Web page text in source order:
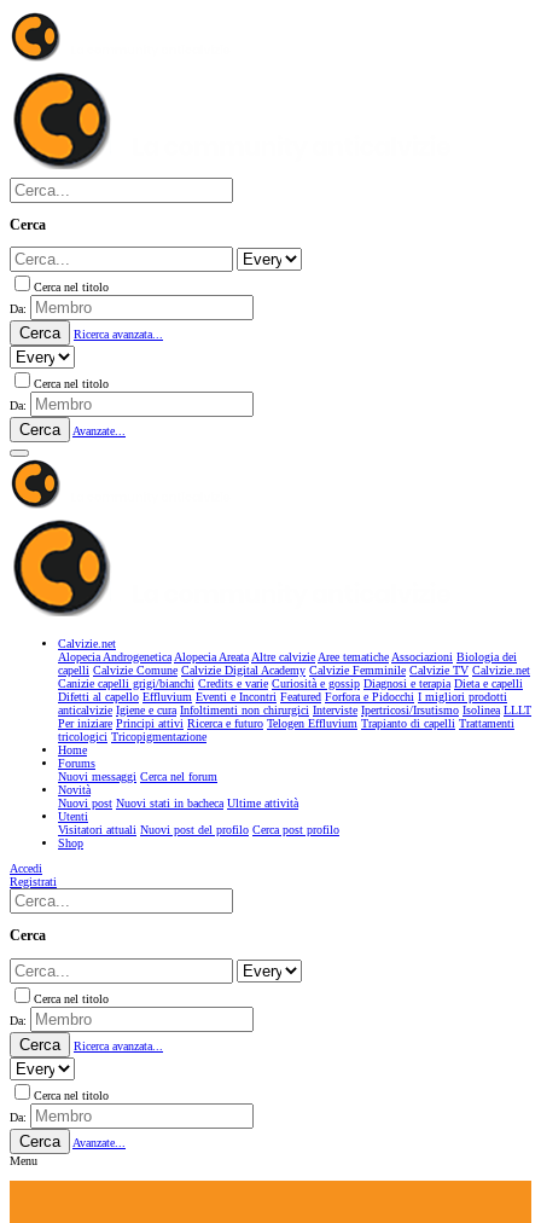
Cerca
Cerca nel titolo
Da:
Cerca Ricerca avanzata...
Cerca nel titolo
Da:
Cerca Avanzate...
Calvizie.net
Alopecia AndrogeneticaAlopecia AreataAltre calvizieAree tematicheAssociazioni Biologia dei
capelli Calvizie Comune Calvizie Digital Academy Calvizie Femminile Calvizie TV Calvizie.net
Canizie capelli grigi/bianchi Credits e varie Curiosità e gossip Diagnosi e terapia Dieta e capelli
Difetti al capello Effluvium Eventi e Incontri Featured Forfora e Pidocchi I migliori prodotti
anticalvizie Igiene e cura Infoltimenti non chirurgici Interviste Ipertricosi/Irsutismo Isolinea LLLT
Per iniziare Principi attivi Ricerca e futuro Telogen Effluvium Trapianto di capelli Trattamenti
tricologici Tricopigmentazione
Home
Forums
Nuovi messaggi Cerca nel forum
Novità
Nuovi post Nuovi stati in bacheca Ultime attività
Utenti
Visitatori attuali Nuovi post del profilo Cerca post profilo
Shop
Accedi
Registrati
Cerca
Cerca nel titolo
Da:
Cerca Ricerca avanzata...
Cerca nel titolo
Da:
Cerca
Avanzate...
Menu